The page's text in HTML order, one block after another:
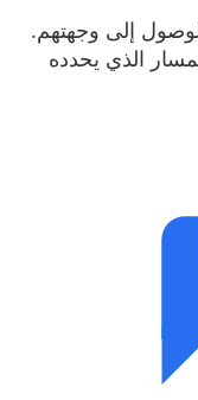
إلى وجهتهم.
الذي يحدده